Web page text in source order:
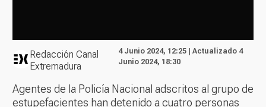
Redacción Canal
Extremadura
4 Junio 2024, 12:25 | Actualizado 4
Junio 2024, 18:30
Agentes de la Policía Nacional adscritos al grupo de
estupefacientes han detenido a cuatro personas